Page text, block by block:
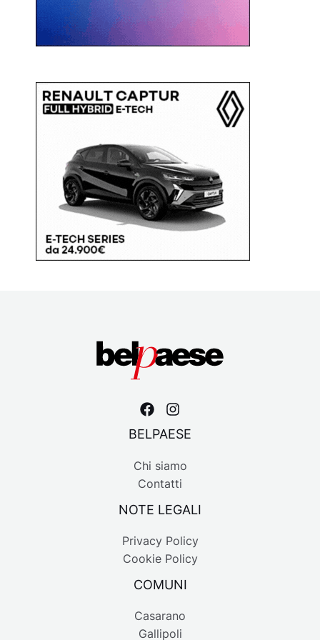
BELPAESE
Chi siamo
Contatti
NOTE LEGALI
Privacy Policy
Cookie Policy
COMUNI
Casarano
Gallipoli